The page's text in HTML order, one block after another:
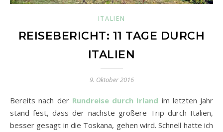
ITALIEN
REISEBERICHT: 11 TAGE DURCH
ITALIEN
9. Oktober 2016
Bereits nach der Rundreise durch Irland im letzten Jahr
stand fest, dass der nächste größere Trip durch Italien,
besser gesagt in die Toskana, gehen wird. Schnell hatte ich